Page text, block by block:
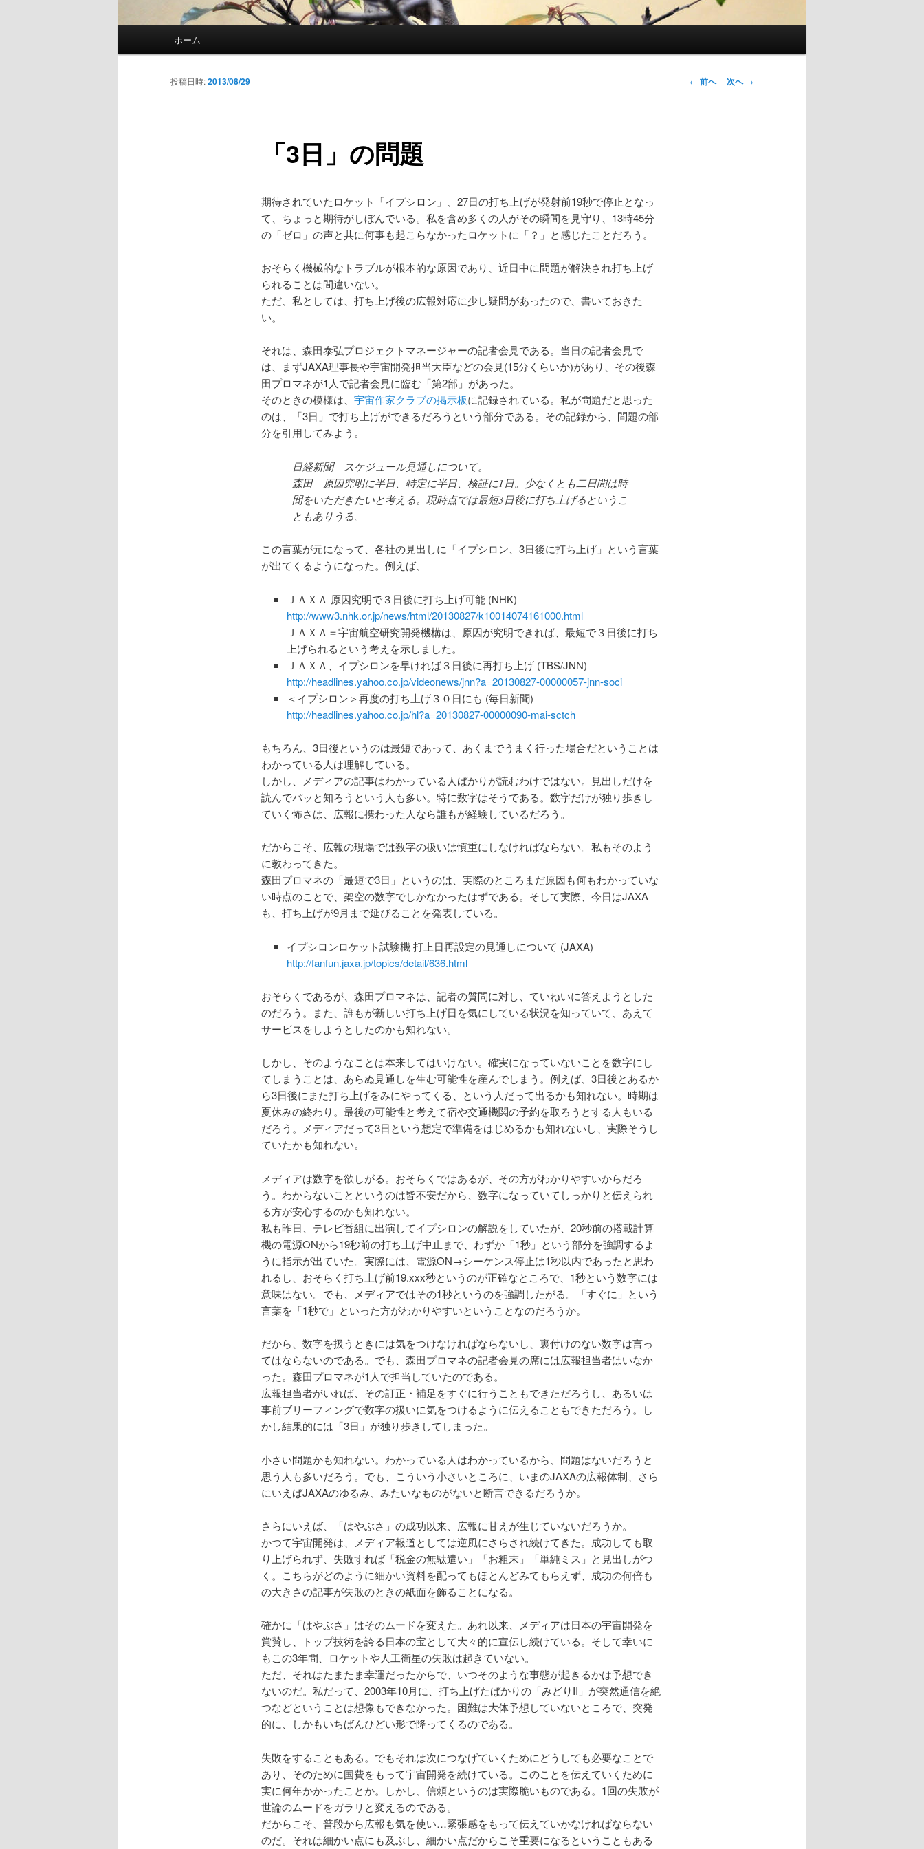
ホーム
投
← 前へ 次へ→
「3日」の問題
投稿日時:2013/08/29
期待されていたロケット「イプシロン」、27日の打ち上げが発射前19秒で停止となっ
て、ちょっと期待がしぼんでいる。私を含め多くの人がその瞬間を見守り、13時45分
の「ゼロ」の声と共に何事も起こらなかったロケットに「？」と感じたことだろう。
おそらく機械的なトラブルが根本的な原因であり、近日中に問題が解決され打ち上げ
られることは間違いない。
ただ、私としては、打ち上げ後の広報対応に少し疑問があったので、書いておきた
い。
それは、森田泰弘プロジェクトマネージャーの記者会見である。当日の記者会見で
は、まずJAXA理事長や宇宙開発担当大臣などの会見(15分くらいか)があり、その後森
田プロマネが1人で記者会見に臨む「第2部」があった。
そのときの模様は、 宇宙作家クラブの掲示板に記録されている。私が問題だと思った
のは、「3日」で打ち上げができるだろうという部分である。その記録から、問題の部
分を引用してみよう。
日経新聞 スケジュール見通しについて。
森田 原因究明に半日、特定に半日、検証に1日。少なくとも二日間は時
間をいただきたいと考える。現時点では最短3日後に打ち上げるというこ
ともありうる。
この言葉が元になって、各社の見出しに「イプシロン、3日後に打ち上げ」という言葉
が出てくるようになった。例えば、
ＪＡＸＡ 原因究明で３日後に打ち上げ可能 (NHK)
http://www3.nhk.or.jp/news/html/20130827/k10014074161000.html
ＪＡＸＡ＝宇宙航空研究開発機構は、原因が究明できれば、最短で３日後に打ち
上げられるという考えを示しました。
ＪＡＸＡ、イプシロンを早ければ３日後に再打ち上げ (TBS/JNN)
http://headlines.yahoo.co.jp/videonews/jnn?a=20130827-00000057-jnn-soci
＜イプシロン＞再度の打ち上げ３０日にも (毎日新聞)
http://headlines.yahoo.co.jp/hl?a=20130827-00000090-mai-sctch
もちろん、3日後というのは最短であって、あくまでうまく行った場合だということは
わかっている人は理解している。
しかし、メディアの記事はわかっている人ばかりが読むわけではない。見出しだけを
読んでパッと知ろうという人も多い。特に数字はそうである。数字だけが独り歩きし
ていく怖さは、広報に携わった人なら誰もが経験しているだろう。
だからこそ、広報の現場では数字の扱いは慎重にしなければならない。私もそのよう
に教わってきた。
森田プロマネの「最短で3日」というのは、実際のところまだ原因も何もわかっていな
い時点のことで、架空の数字でしかなかったはずである。そして実際、今日はJAXA
も、打ち上げが9月まで延びることを発表している。
イプシロンロケット試験機 打上日再設定の見通しについて (JAXA)
http://fanfun.jaxa.jp/topics/detail/636.html
おそらくであるが、森田プロマネは、記者の質問に対し、ていねいに答えようとした
のだろう。また、誰もが新しい打ち上げ日を気にしている状況を知っていて、あえて
サービスをしようとしたのかも知れない。
しかし、そのようなことは本来してはいけない。確実になっていないことを数字にし
てしまうことは、あらぬ見通しを生む可能性を産んでしまう。例えば、3日後とあるか
ら3日後にまた打ち上げをみにやってくる、という人だって出るかも知れない。時期は
夏休みの終わり。最後の可能性と考えて宿や交通機関の予約を取ろうとする人もいる
だろう。メディアだって3日という想定で準備をはじめるかも知れないし、実際そうし
ていたかも知れない。
メディアは数字を欲しがる。おそらくではあるが、その方がわかりやすいからだろ
う。わからないことというのは皆不安だから、数字になっていてしっかりと伝えられ
る方が安心するのかも知れない。
私も昨日、テレビ番組に出演してイプシロンの解説をしていたが、20秒前の搭載計算
機の電源ONから19秒前の打ち上げ中止まで、わずか「1秒」という部分を強調するよ
うに指示が出ていた。実際には、電源ON→シーケンス停止は1秒以内であったと思わ
れるし、おそらく打ち上げ前19.xxx秒というのが正確なところで、1秒という数字には
意味はない。でも、メディアではその1秒というのを強調したがる。「すぐに」という
言葉を「1秒で」といった方がわかりやすいということなのだろうか。
だから、数字を扱うときには気をつけなければならないし、裏付けのない数字は言っ
てはならないのである。でも、森田プロマネの記者会見の席には広報担当者はいなか
った。森田プロマネが1人で担当していたのである。
広報担当者がいれば、その訂正・補足をすぐに行うこともできただろうし、あるいは
事前ブリーフィングで数字の扱いに気をつけるように伝えることもできただろう。し
かし結果的には「3日」が独り歩きしてしまった。
小さい問題かも知れない。わかっている人はわかっているから、問題はないだろうと
思う人も多いだろう。でも、こういう小さいところに、いまのJAXAの広報体制、さら
にいえばJAXAのゆるみ、みたいなものがないと断言できるだろうか。
さらにいえば、「はやぶさ」の成功以来、広報に甘えが生じていないだろうか。
かつて宇宙開発は、メディア報道としては逆風にさらされ続けてきた。成功しても取
り上げられず、失敗すれば「税金の無駄遣い」「お粗末」「単純ミス」と見出しがつ
く。こちらがどのように細かい資料を配ってもほとんどみてもらえず、成功の何倍も
の大きさの記事が失敗のときの紙面を飾ることになる。
確かに「はやぶさ」はそのムードを変えた。あれ以来、メディアは日本の宇宙開発を
賞賛し、トップ技術を誇る日本の宝として大々的に宣伝し続けている。そして幸いに
もこの3年間、ロケットや人工衛星の失敗は起きていない。
ただ、それはたまたま幸運だったからで、いつそのような事態が起きるかは予想でき
ないのだ。私だって、2003年10月に、打ち上げたばかりの「みどりII」が突然通信を絶
つなどということは想像もできなかった。困難は大体予想していないところで、突発
的に、しかもいちばんひどい形で降ってくるのである。
失敗をすることもある。でもそれは次につなげていくためにどうしても必要なことで
あり、そのために国費をもって宇宙開発を続けている。このことを伝えていくために
実に何年かかったことか。しかし、信頼というのは実際脆いものである。1回の失敗が
世論のムードをガラリと変えるのである。
だからこそ、普段から広報も気を使い…緊張感をもって伝えていかなければならない
のだ。それは細かい点にも及ぶし、細かい点だからこそ重要になるということもある